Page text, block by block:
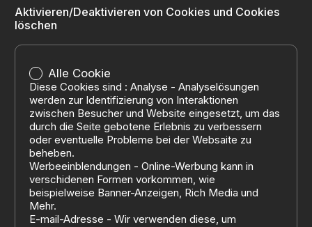
Aktivieren/Deaktivieren von Cookies und Cookies
löschen
Alle Cookie
Diese Cookies sind : Analyse - Analyselösungen
werden zur Identifizierung von Interaktionen
zwischen Besucher und Website eingesetzt, um das
durch die Seite gebotene Erlebnis zu verbessern
oder eventuelle Probleme bei der Websaite zu
beheben.
Werbeeinblendungen - Online-Werbung kann in
verschidenen Formen vorkommen, wie
beispielweise Banner-Anzeigen, Rich Media und
Mehr.
E-mail-Adresse - Wir verwenden diese, um